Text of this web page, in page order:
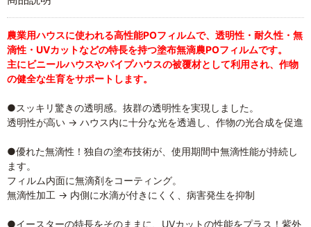
農業用ハウスに使われる高性能POフィルムで、透明性・耐久性・無
滴性・UVカットなどの特長を持つ塗布無滴農POフィルムです。
主にビニールハウスやパイプハウスの被覆材として利用され、作物
の健全な生育をサポートします。
●スッキリ驚きの透明感。抜群の透明性を実現しました。
透明性が高い → ハウス内に十分な光を透過し、作物の光合成を促進
●優れた無滴性！独自の塗布技術が、使用期間中無滴性能が持続し
ます。
フィルム内面に無滴剤をコーティング。
無滴性加工 → 内側に水滴が付きにくく、病害発生を抑制
●イースターの特長をそのままに、UVカットの性能をプラス！紫外